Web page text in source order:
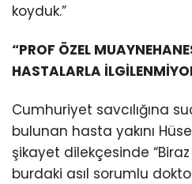
koyduk.”
“PROF ÖZEL
HASTALARLA
Cumhuriyet savcılığına
bulunan hasta yakını
şikayet dilekçesinde “Biraz
burdaki asıl sorumlu